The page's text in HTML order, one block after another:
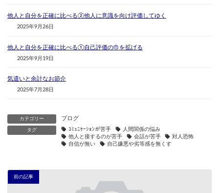
他人と自分を正確に比べる②他人に意識を向け評価してゆく
2025年9月26日
他人と自分を正確に比べる①自己評価の巾を拡げる
2025年9月19日
気遣いと余計なお節介
2025年7月28日
カテゴリー ブログ
タグ ｺﾐｭﾆｹｰｼｮﾝが苦手
人間関係の悩み
他人と接するのが苦手
会話が苦手
対人恐怖
自信が無い
自己嫌悪や劣等感を無くす
前の記事